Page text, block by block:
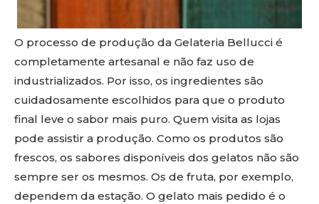
O processo de produção da Gelateria Bellucci é
completamente artesanal e não faz uso de
industrializados. Por isso, os ingredientes são
cuidadosamente escolhidos para que o produto
final leve o sabor mais puro. Quem visita as lojas
pode assistir a produção. Como os produtos são
frescos, os sabores disponíveis dos gelatos não são
sempre ser os mesmos. Os de fruta, por exemplo,
dependem da estação. O gelato mais pedido é o